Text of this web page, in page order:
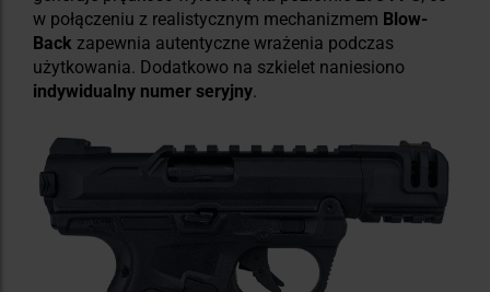
w połączeniu z realistycznym mechanizmem Blow-
Back zapewnia autentyczne wrażenia podczas
użytkowania. Dodatkowo na szkielet naniesiono
indywidualny numer seryjny.